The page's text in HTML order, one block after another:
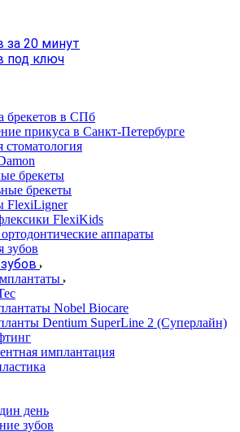
за 20 минут
под ключ
брекетов в СПб
прикуса в Санкт-Петербурге
брекеты
брекеты
FlexiLigner
FlexiKids
аппараты
Nobel Biocare
Dentium SuperLine 2 (Суперлайн)
имплантация
день